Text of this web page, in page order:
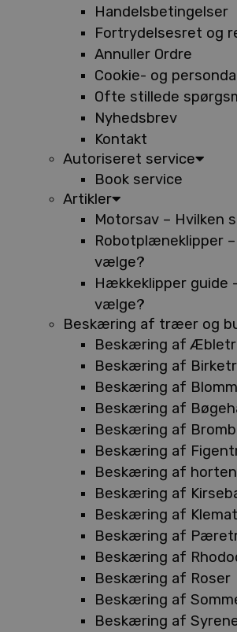
Handelsbetingelser
Fortrydelsesret og
Annuller Ordre
Cookie- og
Ofte stillede
Nyhedsbrev
Kontakt
Autoriseret service
Book service
Artikler
Motorsav – Hvilken
Robotplæneklipper
vælge?
Hækkeklipper guide
vælge?
Beskæring af træer og
Beskæring af
Beskæring af
Beskæring af
Beskæring af
Beskæring af
Beskæring af
Beskæring af
Beskæring af
Beskæring af
Beskæring af
Beskæring af
Beskæring af Roser
Beskæring af
Beskæring af